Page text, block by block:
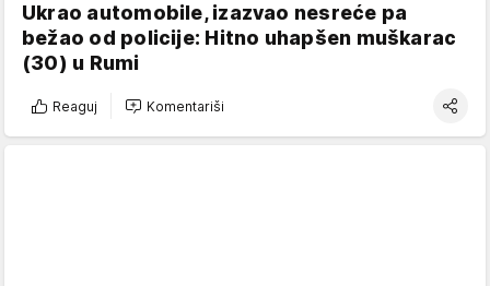
Ukrao automobile, izazvao nesreće pa
bežao od policije: Hitno uhapšen muškarac
(30) u Rumi
Reaguj Komentariši